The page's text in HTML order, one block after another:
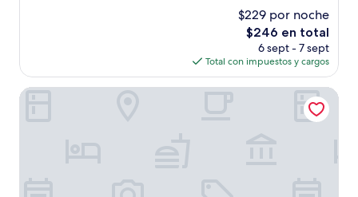
$229 por noche
El
precio
actual
es
de
$246 en total
6 sept - 7 sept
Total con impuestos y cargos
Hotel Zur Eule